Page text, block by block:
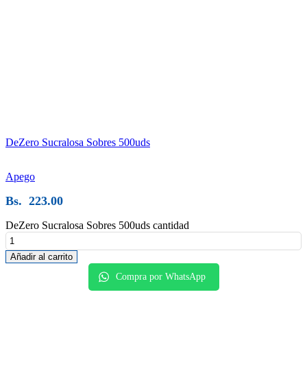
DeZero Sucralosa Sobres 500uds
Apego
Bs. 223.00
DeZero Sucralosa Sobres 500uds cantidad
Añadir al carrito
Compra por WhatsApp